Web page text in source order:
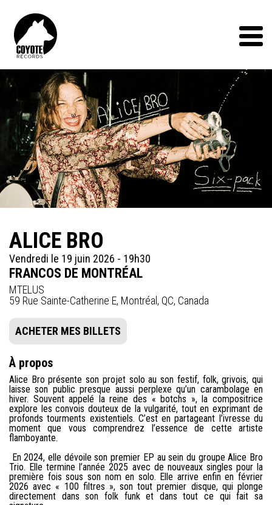
Records
Menu
ALICE BRO
Vendredi le 19 juin 2026 - 19h30
FRANCOS DE MONTRÉAL
MTELUS
59 Rue Sainte-Catherine E, Montréal, QC, Canada
ACHETER MES BILLETS
À propos
Alice Bro présente son projet solo au son festif, folk, grivois, qui
laisse son public presque aussi perplexe qu’un carambolage en
hiver. Souvent appelé la reine des « botchs », la compositrice
explore les convois douteux de la vulgarité, tout en exprimant de
profonds tourments existentiels. C’est en partageant l’ivresse du
moment que vous comprendrez l’essence de cette artiste
flamboyante.
En 2024, elle dévoile son premier EP au sein du groupe Alice Bro
Trio. Elle termine l’année 2025 avec de nouveaux singles pour la
première fois sous son nom en solo. Elle arrive enfin en février
2026 avec « 100 filtres », son tout premier disque, qui plonge
directement dans son folk funk et dans tout ce qui fait sa